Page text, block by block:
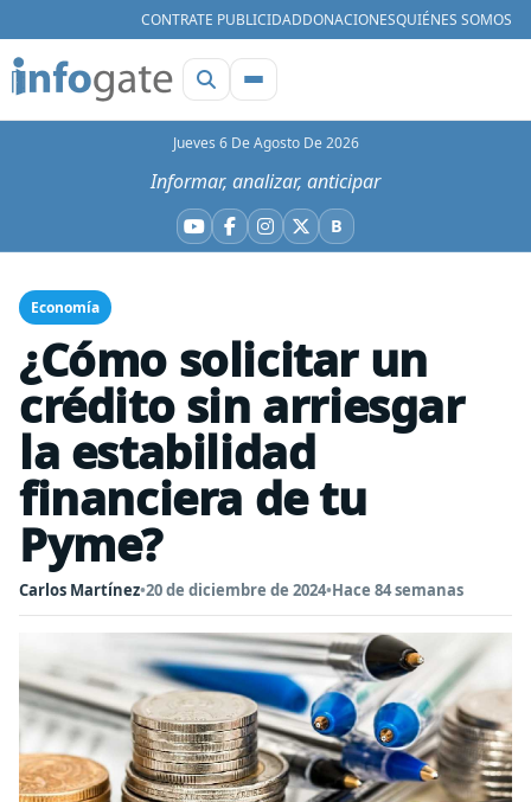
CONTRATE PUBLICIDADDONACIONESQUIÉNES SOMOS
Jueves 6 De Agosto De 2026
Informar, analizar, anticipar
YouTube
Facebook
Instagram
X BBluesky
Economía
¿Cómo solicitar un
crédito sin arriesgar
la estabilidad
financiera de tu
Pyme?
Carlos Martínez•20 de diciembre de 2024•Hace 84 semanas